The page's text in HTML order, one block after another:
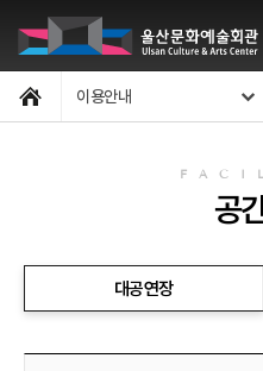
이용안내
공
대공연장